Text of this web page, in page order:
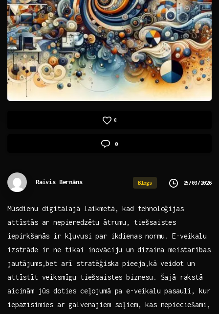
0
0
Raivis Bernāns Blogs 25/03/2026
Mūsdienu digitālajā ‍laikmetā, kad tehnoloģijas‍
attīstās ar nepieredzētu ātrumu, tiešsaistes
iepirkšanās ir ‌kļuvusi par ikdienas normu. E-veikalu
izstrāde ir ne tikai inovāciju ⁢un dizaina meistarības
jautājums,bet arī stratēģiska pieeja,kā⁤ veidot un
attīstīt veiksmīgu tiešsaistes biznesu. Šajā rakstā
aicinām jūs ​doties ‍ceļojumā pa e-veikalu ‌pasauli, kur
iepazīsimies ar galvenajiem soļiem, kas nepieciešami,